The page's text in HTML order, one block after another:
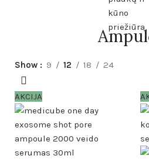
Show 9 12 18 24
AKCIJA